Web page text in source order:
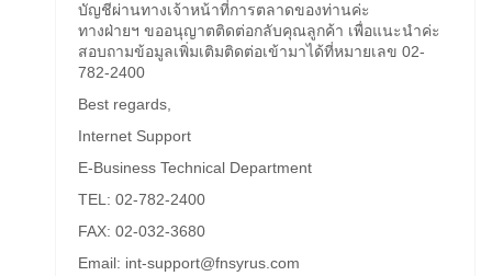
บัญชีผ่านทางเจ้าหน้าที่การตลาดของท่านค่ะ
ทางฝ่ายฯ ขออนุญาตติดต่อกลับคุณลูกค้า เพื่อแนะนำค่ะ
สอบถามข้อมูลเพิ่มเติมติดต่อเข้ามาได้ที่หมายเลข 02-
782-2400
Best regards,
Internet Support
E-Business Technical Department
TEL: 02-782-2400
FAX: 02-032-3680
Email: int-support@fnsyrus.com